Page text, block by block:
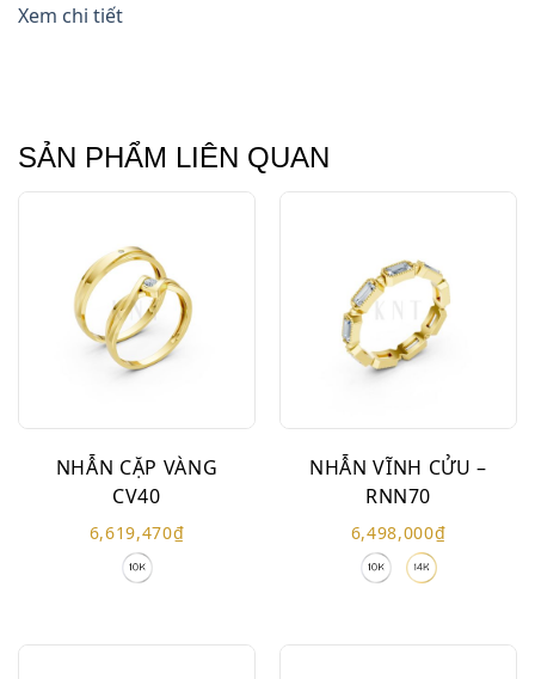
Xem chi tiết
SẢN PHẨM LIÊN QUAN
NHẪN CẶP VÀNG
CV40
6,619,470₫
NHẪN VĨNH CỬU –
RNN70
6,498,000₫